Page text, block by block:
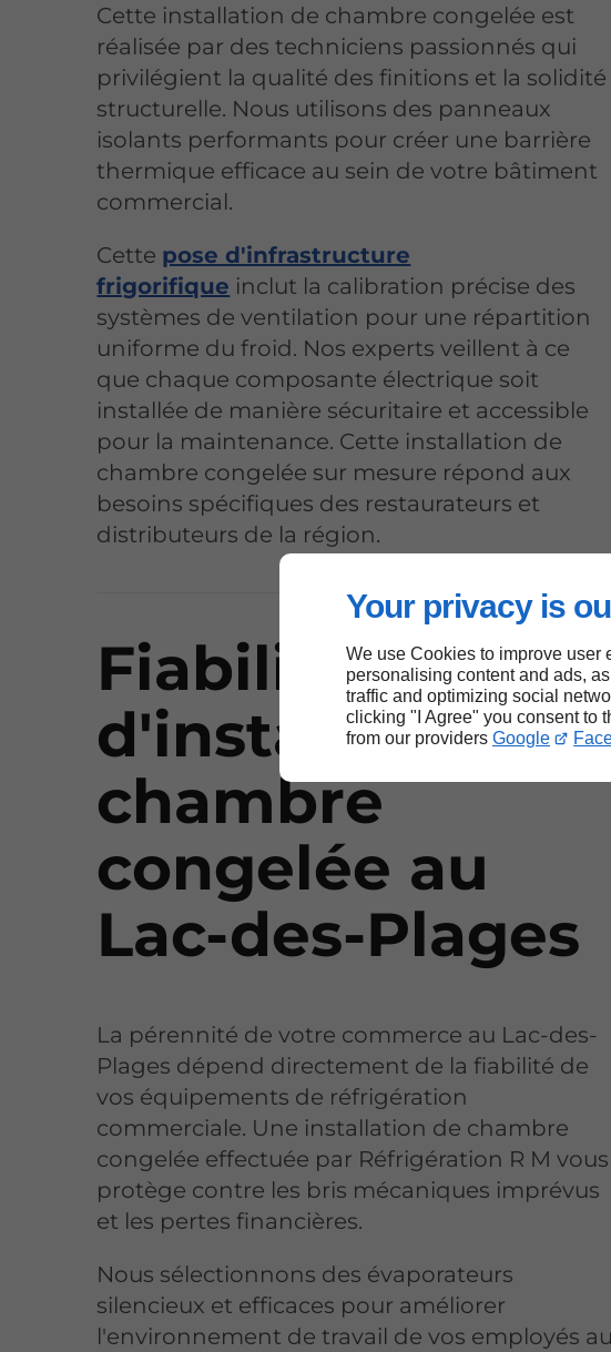
Your privacy is
We use Cookies to improve user
personalising content and ads,
traffic and optimizing social
clicking "I Agree" you consent to
from our providers Google
Cette installation de chambre congelée est
réalisée par des techniciens passionnés qui
privilégient la qualité des finitions et la solidité
structurelle. Nous utilisons des panneaux
isolants performants pour créer une barrière
thermique efficace au sein de votre bâtiment
commercial.
Cette pose d'infrastructure
frigorifique inclut la calibration précise des
systèmes de ventilation pour une répartition
uniforme du froid. Nos experts veillent à ce
que chaque composante électrique soit
installée de manière sécuritaire et accessible
pour la maintenance. Cette installation de
chambre congelée sur mesure répond aux
besoins spécifiques des restaurateurs et
distributeurs de la région.
Fiabilité
d'installation
chambre
congelée au
Lac-des-Plages
La pérennité de votre commerce au Lac-des-
Plages dépend directement de la fiabilité de
vos équipements de réfrigération
commerciale. Une installation de chambre
congelée effectuée par Réfrigération R M vous
protège contre les bris mécaniques imprévus
et les pertes financières.
Nous sélectionnons des évaporateurs
silencieux et efficaces pour améliorer
l'environnement de travail de vos employés au